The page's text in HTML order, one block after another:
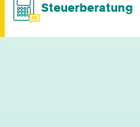
Steuerberatung